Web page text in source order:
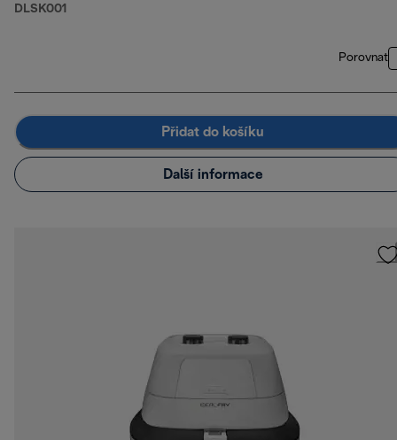
DLSK001
Porovnat
Přidat do košíku
Další informace